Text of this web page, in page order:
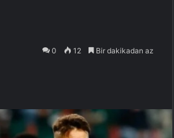
0 12 Bir dakikadan az